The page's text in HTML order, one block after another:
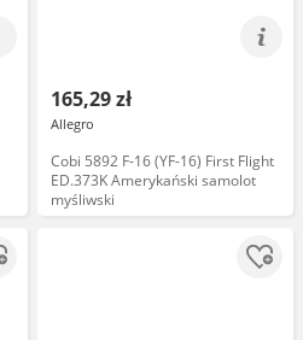
165,29 zł
Allegro
Cobi 5892 F-16 (YF-16) First Flight
ED.373K Amerykański samolot
myśliwski